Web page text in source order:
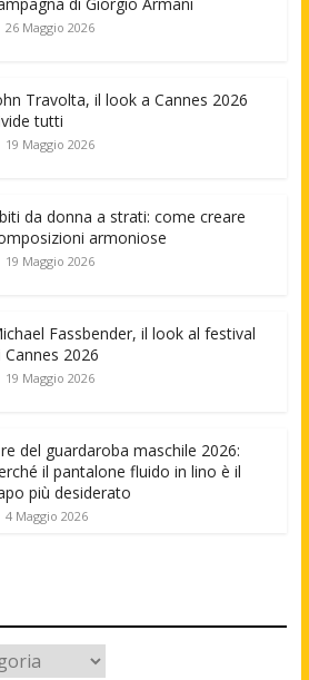
di Giorgio Armani
26 Maggio 2026
Travolta, il look a Cannes 2026
tutti
19 Maggio 2026
da donna a strati: come creare
armoniose
19 Maggio 2026
Fassbender, il look al festival
Cannes 2026
19 Maggio 2026
del guardaroba maschile 2026:
il pantalone fluido in lino è il
più desiderato
4 Maggio 2026